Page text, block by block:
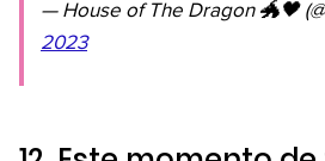
— House of The Dragon 🐲🖤
2023